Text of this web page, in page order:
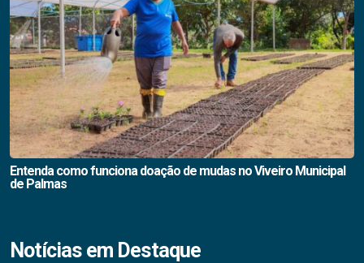
Entenda como funciona doação de mudas no Viveiro Municipal
de Palmas
Notícias em Destaque